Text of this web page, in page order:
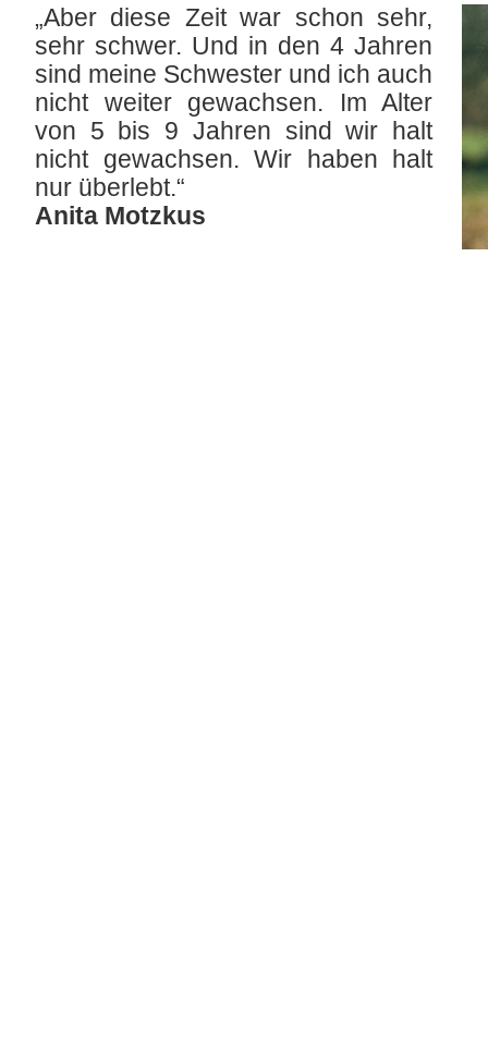
„Aber diese Zeit war schon sehr,
sehr schwer. Und in den 4 Jahren
sind meine Schwester und ich auch
nicht weiter gewachsen. Im Alter
von 5 bis 9 Jahren sind wir halt
nicht gewachsen. Wir haben halt
nur überlebt.“
Anita Motzkus